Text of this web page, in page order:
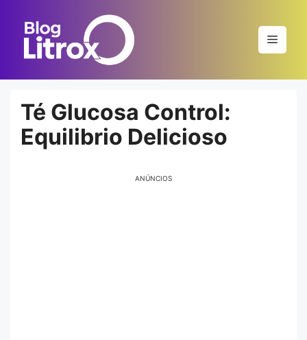
contenido
Menú
Té Glucosa Control:
Equilibrio Delicioso
ANÚNCIOS